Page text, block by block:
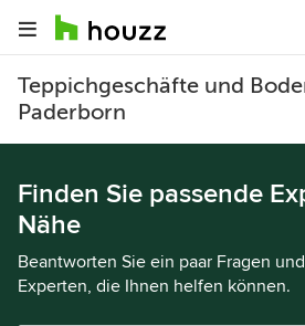
Teppichgeschäfte und
Paderborn
Finden Sie passende
Nähe
Beantworten Sie ein paar Fragen
Experten, die Ihnen helfen können.